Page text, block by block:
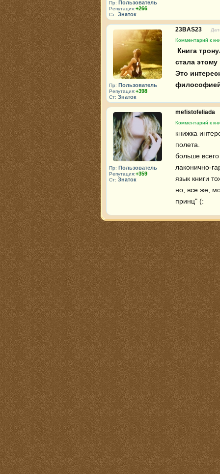
Пр: Пользователь
Репутация:+266
Ст: Знаток
Пр: Пользователь
Репутация:+398
Ст: Знаток
23BAS23
Комментарий к
стала
Это
Пр: Пользователь
Репутация:+359
Ст: Знаток
mefistofeliada
Комментарий к
книжка
полета.
больше
лаконично-
язык книги
но, все же,
принц" (: